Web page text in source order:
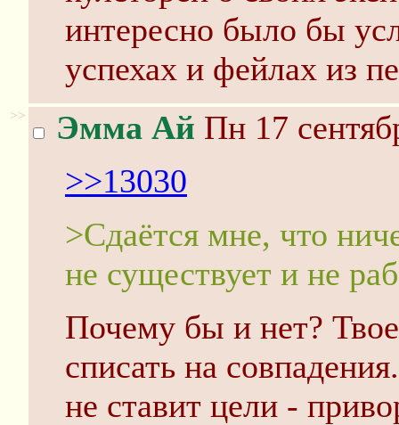
интересно было бы
успехах и фейлах из
>> Эмма Ай Пн 17
>>13030
>Сдаётся мне, что
не существует и не
Почему бы и нет?
списать на
не ставит цели -